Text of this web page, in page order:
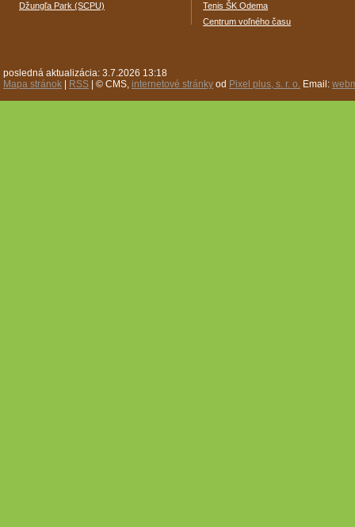
Džungľa Park (SCPU)
Tenis ŠK Odema
Centrum voľného času
posledná aktualizácia: 3.7.2026 13:18
Mapa stránok
RSS | © CMS, internetové stránky od Pixel plus, s. r. o. Email: